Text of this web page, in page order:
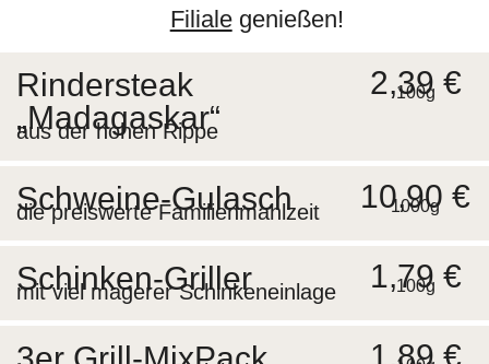
Filialegenießen!
Rindersteak
„Madagaskar“
aus der hohen Rippe
2,39 €
100g
Schweine-Gulasch
die preiswerte Familienmahlzeit 10,90 €
1000g
Schinken-Griller
mit viel magerer Schinkeneinlage 1,79 €
100g
1,89 €